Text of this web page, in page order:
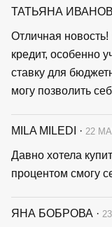
ТАТЬЯНА
Отличная
кредит, особенно
ставку для
могу позволить
MILA MILEDI · 22
Давно хотела
процентом смогу
ЯНА БОБРОВА ·